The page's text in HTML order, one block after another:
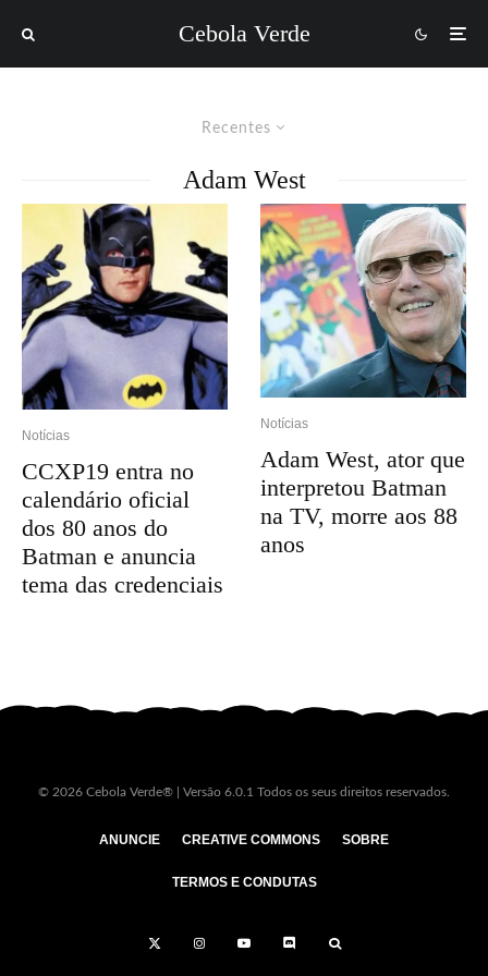
Cebola Verde
Recentes
Adam West
Notícias
CCXP19 entra no
calendário oficial
dos 80 anos do
Batman e anuncia
tema das credenciais
Notícias
Adam West, ator que
interpretou Batman
na TV, morre aos 88
anos
© 2026 Cebola Verde® | Versão 6.0.1 Todos os seus direitos reservados.
ANUNCIE CREATIVE COMMONS SOBRE
TERMOS E CONDUTAS